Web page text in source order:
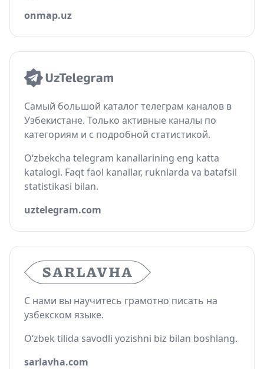
onmap.uz
Самый большой каталог телеграм каналов в
Узбекистане. Только активные каналы по
категориям и с подробной статистикой.
O‘zbekcha telegram kanallarining eng katta
katalogi. Faqt faol kanallar, ruknlarda va batafsil
statistikasi bilan.
uztelegram.com
С нами вы научитесь грамотно писать на
узбекском языке.
O‘zbek tilida savodli yozishni biz bilan boshlang.
sarlavha.com